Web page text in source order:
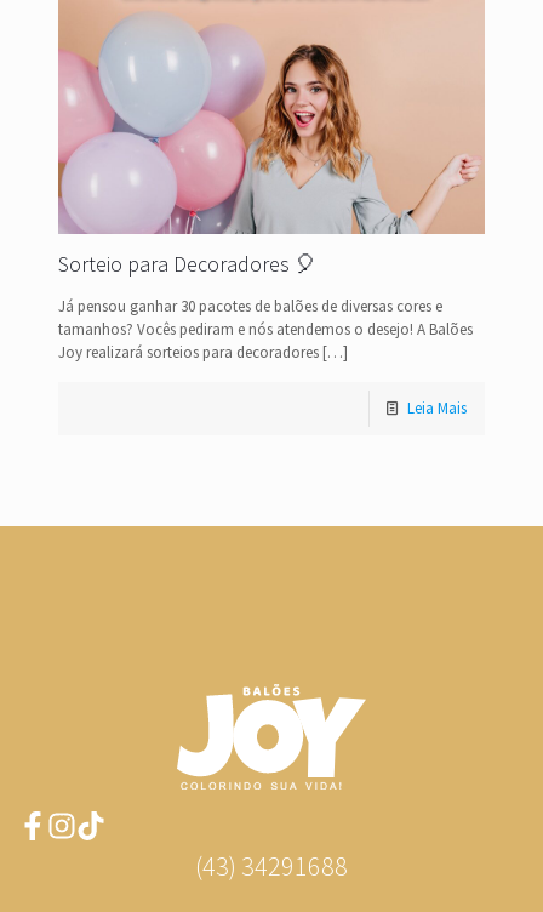
Sorteio para Decoradores 🎈
Já pensou ganhar 30 pacotes de balões de diversas cores e
tamanhos? Vocês pediram e nós atendemos o desejo! A Balões
Joy realizará sorteios para decoradores […]
Leia Mais
(43) 34291688